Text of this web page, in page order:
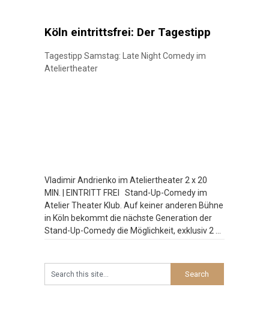
Köln eintrittsfrei: Der Tagestipp
Tagestipp Samstag: Late Night Comedy im
Ateliertheater
Vladimir Andrienko im Ateliertheater 2 x 20
MIN. | EINTRITT FREI Stand-Up-Comedy im
Atelier Theater Klub. Auf keiner anderen Bühne
in Köln bekommt die nächste Generation der
Stand-Up-Comedy die Möglichkeit, exklusiv 2 x